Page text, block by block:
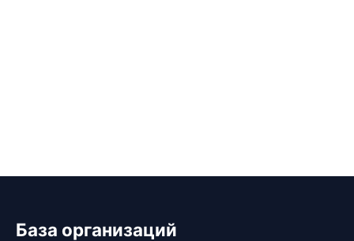
База организаций